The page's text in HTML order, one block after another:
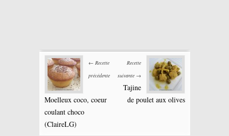
← Recette
précédente
Moelleux coco, coeur
coulant choco
(ClaireLG)
Recette
suivante →
Tajine
de poulet aux olives